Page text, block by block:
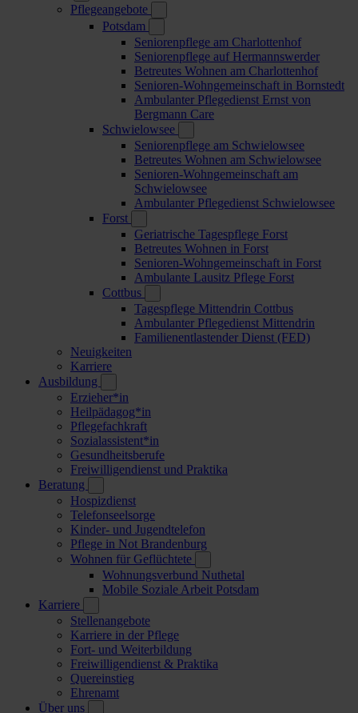
Pflegeangebote
Potsdam
Seniorenpflege am Charlottenhof
Seniorenpflege auf Hermannswerder
Betreutes Wohnen am Charlottenhof
Senioren-Wohngemeinschaft in Bornstedt
Ambulanter Pflegedienst Ernst von
Bergmann Care
Schwielowsee
Seniorenpflege am Schwielowsee
Betreutes Wohnen am Schwielowsee
Senioren-Wohngemeinschaft am
Schwielowsee
Ambulanter Pflegedienst Schwielowsee
Forst
Geriatrische Tagespflege Forst
Betreutes Wohnen in Forst
Senioren-Wohngemeinschaft in Forst
Ambulante Lausitz Pflege Forst
Cottbus
Tagespflege Mittendrin Cottbus
Ambulanter Pflegedienst Mittendrin
Familienentlastender Dienst (FED)
Neuigkeiten
Karriere
Ausbildung
Erzieher*in
Heilpädagog*in
Pflegefachkraft
Sozialassistent*in
Gesundheitsberufe
Freiwilligendienst und Praktika
Beratung
Hospizdienst
Telefonseelsorge
Kinder- und Jugendtelefon
Pflege in Not Brandenburg
Wohnen für Geflüchtete
Wohnungsverbund Nuthetal
Mobile Soziale Arbeit Potsdam
Karriere
Stellenangebote
Karriere in der Pflege
Fort- und Weiterbildung
Freiwilligendienst & Praktika
Quereinstieg
Ehrenamt
Über uns